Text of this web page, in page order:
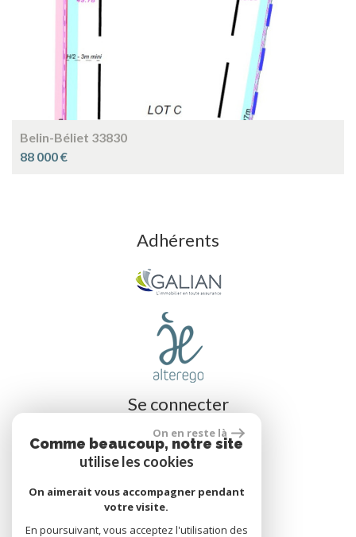
Belin-Béliet 33830
88 000 €
Adhérents
Se connecter
Espace propriétaire
réalisé par
On en reste là
Comme beaucoup, notre site
utilise les cookies
On aimerait vous accompagner pendant
votre visite.
En poursuivant, vous acceptez l'utilisation des